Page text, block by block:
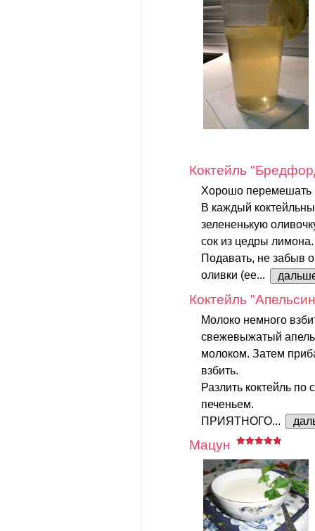
Коктейль
Хорошо перемешать
В каждый
зелененькую
сок из цедры лимона.
Подавать, не забыв
оливки (ее...
Коктейль
Молоко немного
свежевыжатый
молоком. Затем
взбить.
Разлить коктейль по
печеньем.
ПРИЯТНОГО...
Мацун